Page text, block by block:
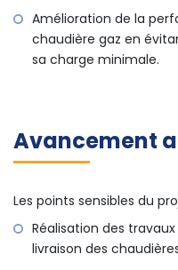
Amélioration de la
chaudière gaz en
sa charge minimale.
Avancement
Les points sensibles du
Réalisation des
livraison des